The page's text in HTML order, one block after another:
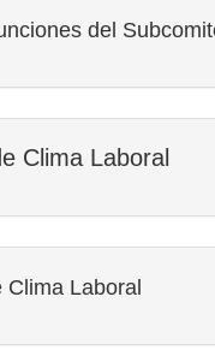
del
Clima Laboral
Clima Laboral